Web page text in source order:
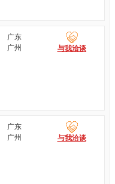
广东
广州
与我洽谈
广东
广州
与我洽谈